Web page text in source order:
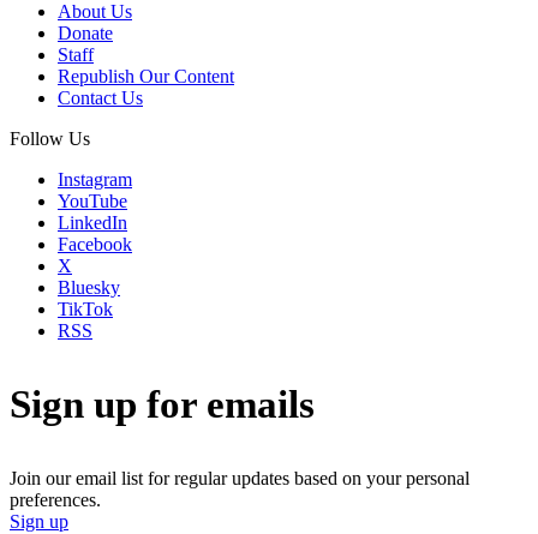
About Us
Donate
Staff
Republish Our Content
Contact Us
Follow Us
Instagram
YouTube
LinkedIn
Facebook
X
Bluesky
TikTok
RSS
Sign up for emails
Join our email list for regular updates based on your personal
preferences.
Sign up